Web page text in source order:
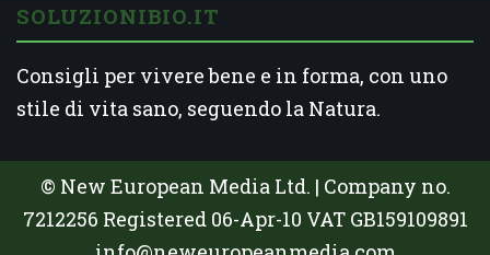
SOLUZIONIBIO.IT
Consigli per vivere bene e in forma, con uno
stile di vita sano, seguendo la Natura.
© New European Media Ltd. | Company no.
7212256 Registered 06-Apr-10 VAT GB159109891